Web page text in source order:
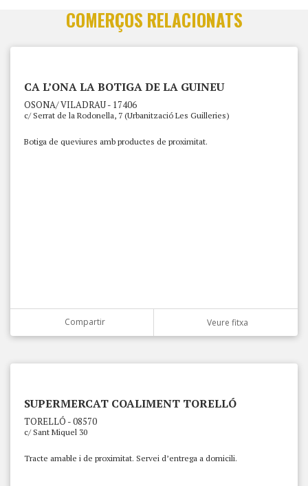
COMERÇOS RELACIONATS
CA L’ONA LA BOTIGA DE LA GUINEU
OSONA/ VILADRAU - 17406
c/ Serrat de la Rodonella, 7 (Urbanització Les Guilleries)
Botiga de queviures amb productes de proximitat.
Compartir Veure fitxa
SUPERMERCAT COALIMENT TORELLÓ
TORELLÓ - 08570
c/ Sant Miquel 30
Tracte amable i de proximitat. Servei d’entrega a domicili.